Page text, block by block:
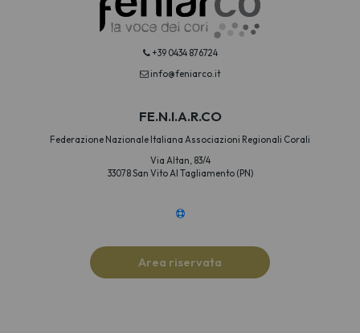
+39 0434 876724
info@feniarco.it
FE.N.I.A.R.CO
Federazione Nazionale Italiana Associazioni Regionali Corali
Via Altan, 83/4
33078 San Vito Al Tagliamento (PN)
Area riservata